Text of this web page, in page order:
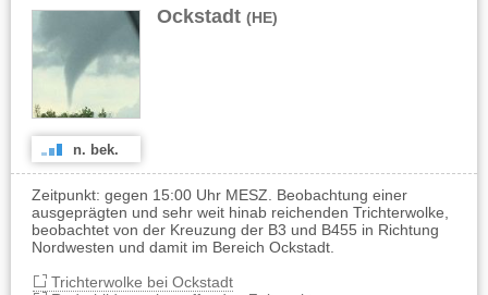
Ockstadt (HE)
n. bek.
Zeitpunkt: gegen 15:00 Uhr MESZ. Beobachtung einer
ausgeprägten und sehr weit hinab reichenden Trichterwolke,
beobachtet von der Kreuzung der B3 und B455 in Richtung
Nordwesten und damit im Bereich Ockstadt.
Trichterwolke bei Ockstadt